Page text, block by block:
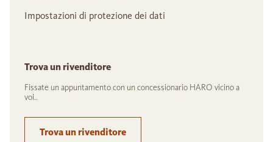
Impostazioni di protezione dei dati
Trova un rivenditore
Fissate un appuntamento con un concessionario HARO vicino a
voi..
Trova un rivenditore